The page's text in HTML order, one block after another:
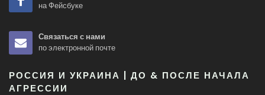
на Фейсбуке
Связаться с нами
по электронной почте
РОССИЯ И УКРАИНА | ДО & ПОСЛЕ НАЧАЛА
АГРЕССИИ